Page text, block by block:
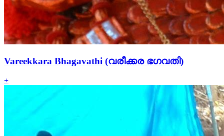
Vareekkara Bhagavathi (വരീക്കര ഭഗവതി)
+